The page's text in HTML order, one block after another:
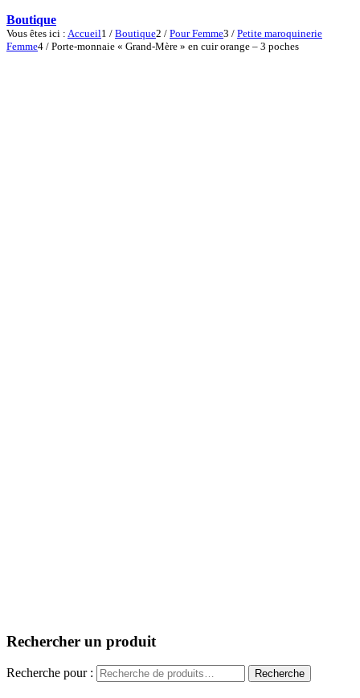
Boutique
Vous êtes ici : Accueil1 / Boutique2 / Pour Femme3 / Petite maroquinerie
Femme4 / Porte-monnaie « Grand-Mère » en cuir orange – 3 poches
Rechercher un produit
Recherche pour : Recherche